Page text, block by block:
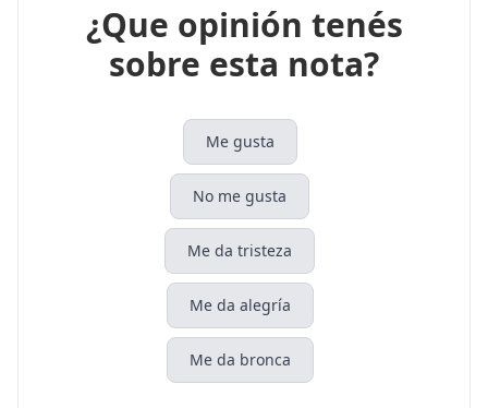
¿Que opinión tenés
sobre esta nota?
Me gusta
No me gusta
Me da tristeza
Me da alegría
Me da bronca